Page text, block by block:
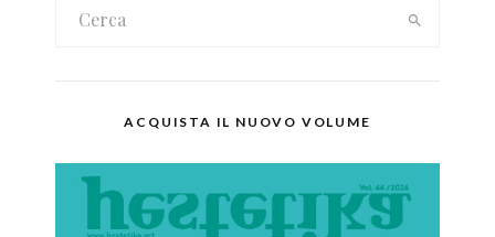
ACQUISTA IL NUOVO VOLUME